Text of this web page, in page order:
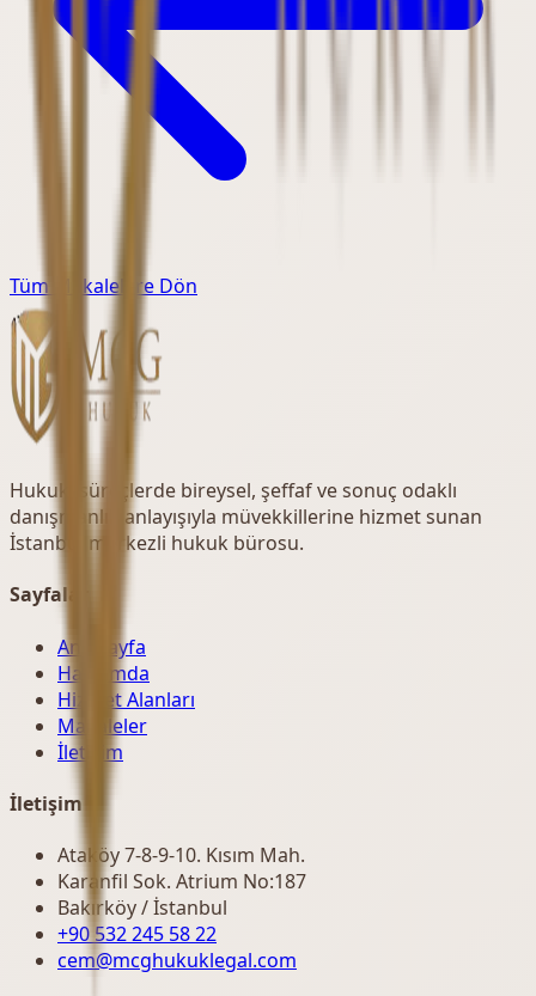
Tüm Makalelere Dön
Hukuki süreçlerde bireysel, şeffaf ve sonuç odaklı
danışmanlık anlayışıyla müvekkillerine hizmet sunan
İstanbul merkezli hukuk bürosu.
Sayfalar
Ana Sayfa
Hakkımda
Hizmet Alanları
Makaleler
İletişim
İletişim
Ataköy 7-8-9-10. Kısım Mah.
Karanfil Sok. Atrium No:187
Bakırköy / İstanbul
+90 532 245 58 22
cem@mcghukuklegal.com